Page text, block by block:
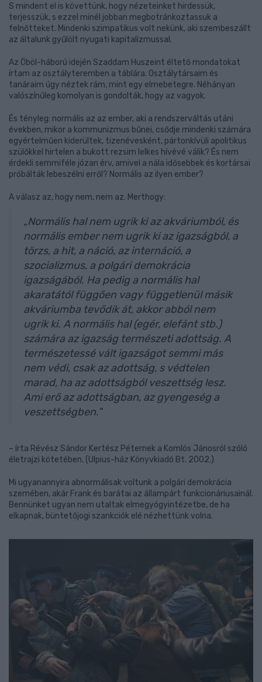
S mindent el is követtünk, hogy nézeteinket hirdessük,
terjesszük, s ezzel minél jobban megbotránkoztassuk a
felnőtteket. Mindenki szimpatikus volt nekünk, aki szembeszállt
az általunk gyűlölt nyugati kapitalizmussal.
Az Öböl-háború idején Szaddam Huszeint éltető mondatokat
írtam az osztályteremben a táblára. Osztálytársaim és
tanáraim úgy néztek rám, mint egy elmebetegre. Néhányan
valószínűleg komolyan is gondolták, hogy az vagyok.
És tényleg: normális az az ember, aki a rendszerváltás utáni
években, mikor a kommunizmus bűnei, csődje mindenki számára
egyértelműen kiderültek, tizenévesként, pártonkívüli apolitikus
szülőkkel hirtelen a bukott rezsim lelkes hívévé válik? És nem
érdekli semmiféle józan érv, amivel a nála idősebbek és kortársai
próbálták lebeszélni erről? Normális az ilyen ember?
A válasz az, hogy nem, nem az. Merthogy:
„Normális hal nem ugrik ki az akváriumból, és
normális ember nem ugrik ki az igazságból, a
törzs, a hit, a náció, az internáció, a
szocializmus, a polgári demokrácia
igazságából. Ha pedig a normális hal
akaratától függően vagy függetlenül másik
akváriumba tevődik át, akkor abból nem
ugrik ki. A normális hal (egér, elefánt stb.)
számára az igazság természeti adottság. A
természetessé vált igazságot semmi más
nem védi, csak az adottság, s védtelen
marad, ha az adottságból veszettség lesz.
Ami erő az adottságban, az gyengeség a
veszettségben.”
– írta Révész Sándor Kertész Péternek a Komlós Jánosról szóló
életrajzi kötetében. (Ulpius-ház Könyvkiadó Bt. 2002.)
Mi ugyanannyira abnormálisak voltunk a polgári demokrácia
szemében, akár Frank és barátai az állampárt funkcionáriusainál.
Bennünket ugyan nem utaltak elmegyógyintézetbe, de ha
elkapnak, büntetőjogi szankciók elé nézhettünk volna.